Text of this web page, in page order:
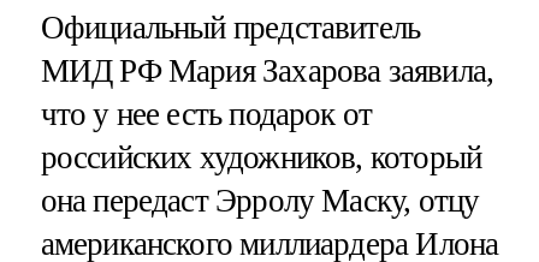
Официальный представитель
МИД РФ Мария Захарова заявила,
что у нее есть подарок от
российских художников, который
она передаст Эрролу Маску, отцу
американского миллиардера Илона